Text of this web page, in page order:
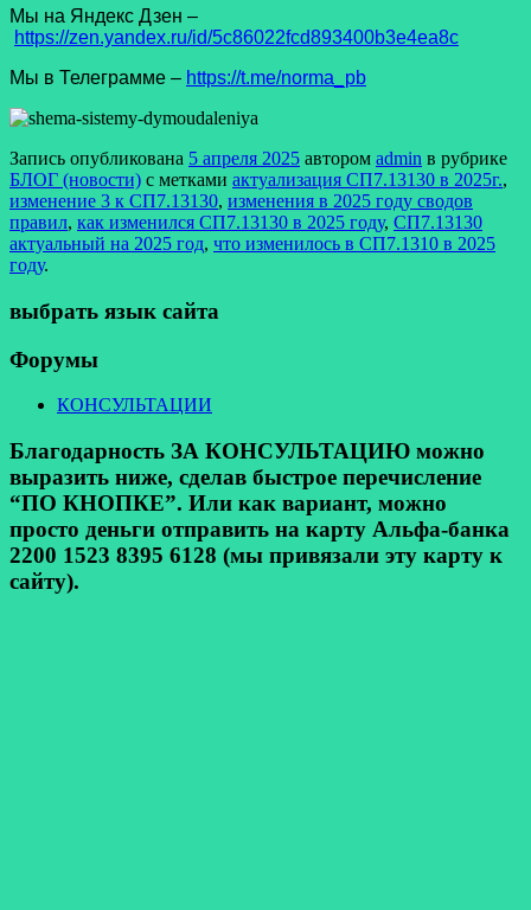
Мы на Яндекс Дзен –
https://zen.yandex.ru/id/5c86022fcd893400b3e4ea8c
Мы в Телеграмме – https://t.me/norma_pb
Запись опубликована 5 апреля 2025 автором admin в рубрике
БЛОГ (новости) с метками актуализация СП7.13130 в 2025г.,
изменение 3 к СП7.13130, изменения в 2025 году сводов
правил, как изменился СП7.13130 в 2025 году, СП7.13130
актуальный на 2025 год, что изменилось в СП7.1310 в 2025
году.
выбрать язык сайта
Форумы
КОНСУЛЬТАЦИИ
Благодарность ЗА КОНСУЛЬТАЦИЮ можно
выразить ниже, сделав быстрое перечисление
“ПО КНОПКЕ”. Или как вариант, можно
просто деньги отправить на карту Альфа-банка
2200 1523 8395 6128 (мы привязали эту карту к
сайту).